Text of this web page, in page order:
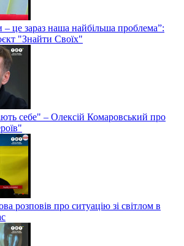
– це зараз наша найбільша проблема”:
"Знайти Своїх"
себе" – Олексій Комаровський про
розповів про ситуацію зі світлом в